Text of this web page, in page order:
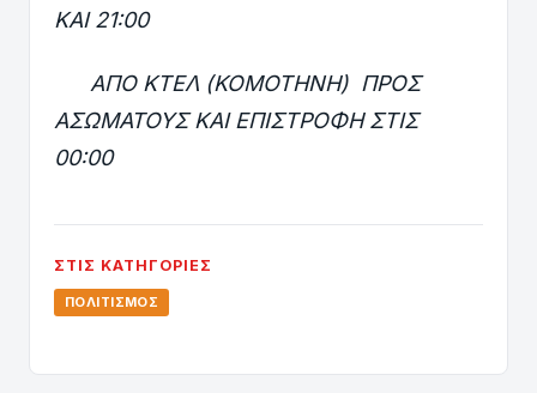
ΚΑΙ 21:00
ΑΠΟ ΚΤΕΛ (ΚΟΜΟΤΗΝΗ) ΠΡΟΣ
ΑΣΩΜΑΤΟΥΣ ΚΑΙ ΕΠΙΣΤΡΟΦΗ ΣΤΙΣ
00:00
ΣΤΙΣ ΚΑΤΗΓΟΡΊΕΣ
ΠΟΛΙΤΙΣΜΌΣ